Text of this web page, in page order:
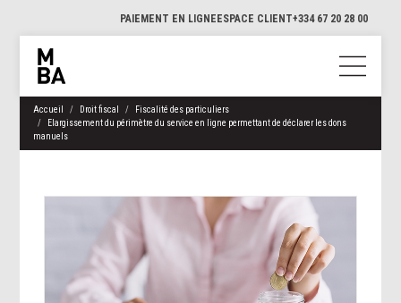
PAIEMENT EN LIGNEESPACE CLIENT+334 67 20 28 00
Accueil Droit fiscal
Fiscalité des particuliers
Elargissement du périmètre du service en ligne permettant de déclarer les dons
manuels